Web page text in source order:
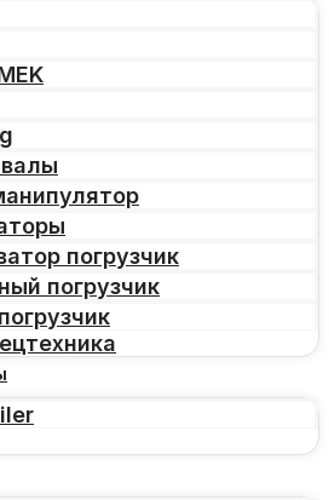
погрузчик
погрузчик